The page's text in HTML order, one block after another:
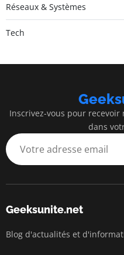
Réseaux & Systèmes
Tech
Inscrivez-vous pour
dans
Geeksunite.net
Blog d'actualités et